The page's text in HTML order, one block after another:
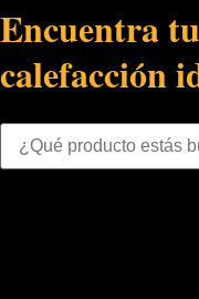
Encuentra
calefacción